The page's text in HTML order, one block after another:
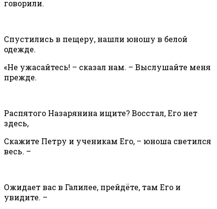
говорили.
Спустились в пещеру, нашли юношу в белой
одежде.
«Не ужасайтесь! – сказал нам. – Выслушайте меня
прежде.
Распятого Назарянина ищите? Восстал, Его нет
здесь,
Скажите Петру и ученикам Его, – юноша светился
весь. –
Ожидает вас в Галилее, прейдёте, там Его и
увидите. –